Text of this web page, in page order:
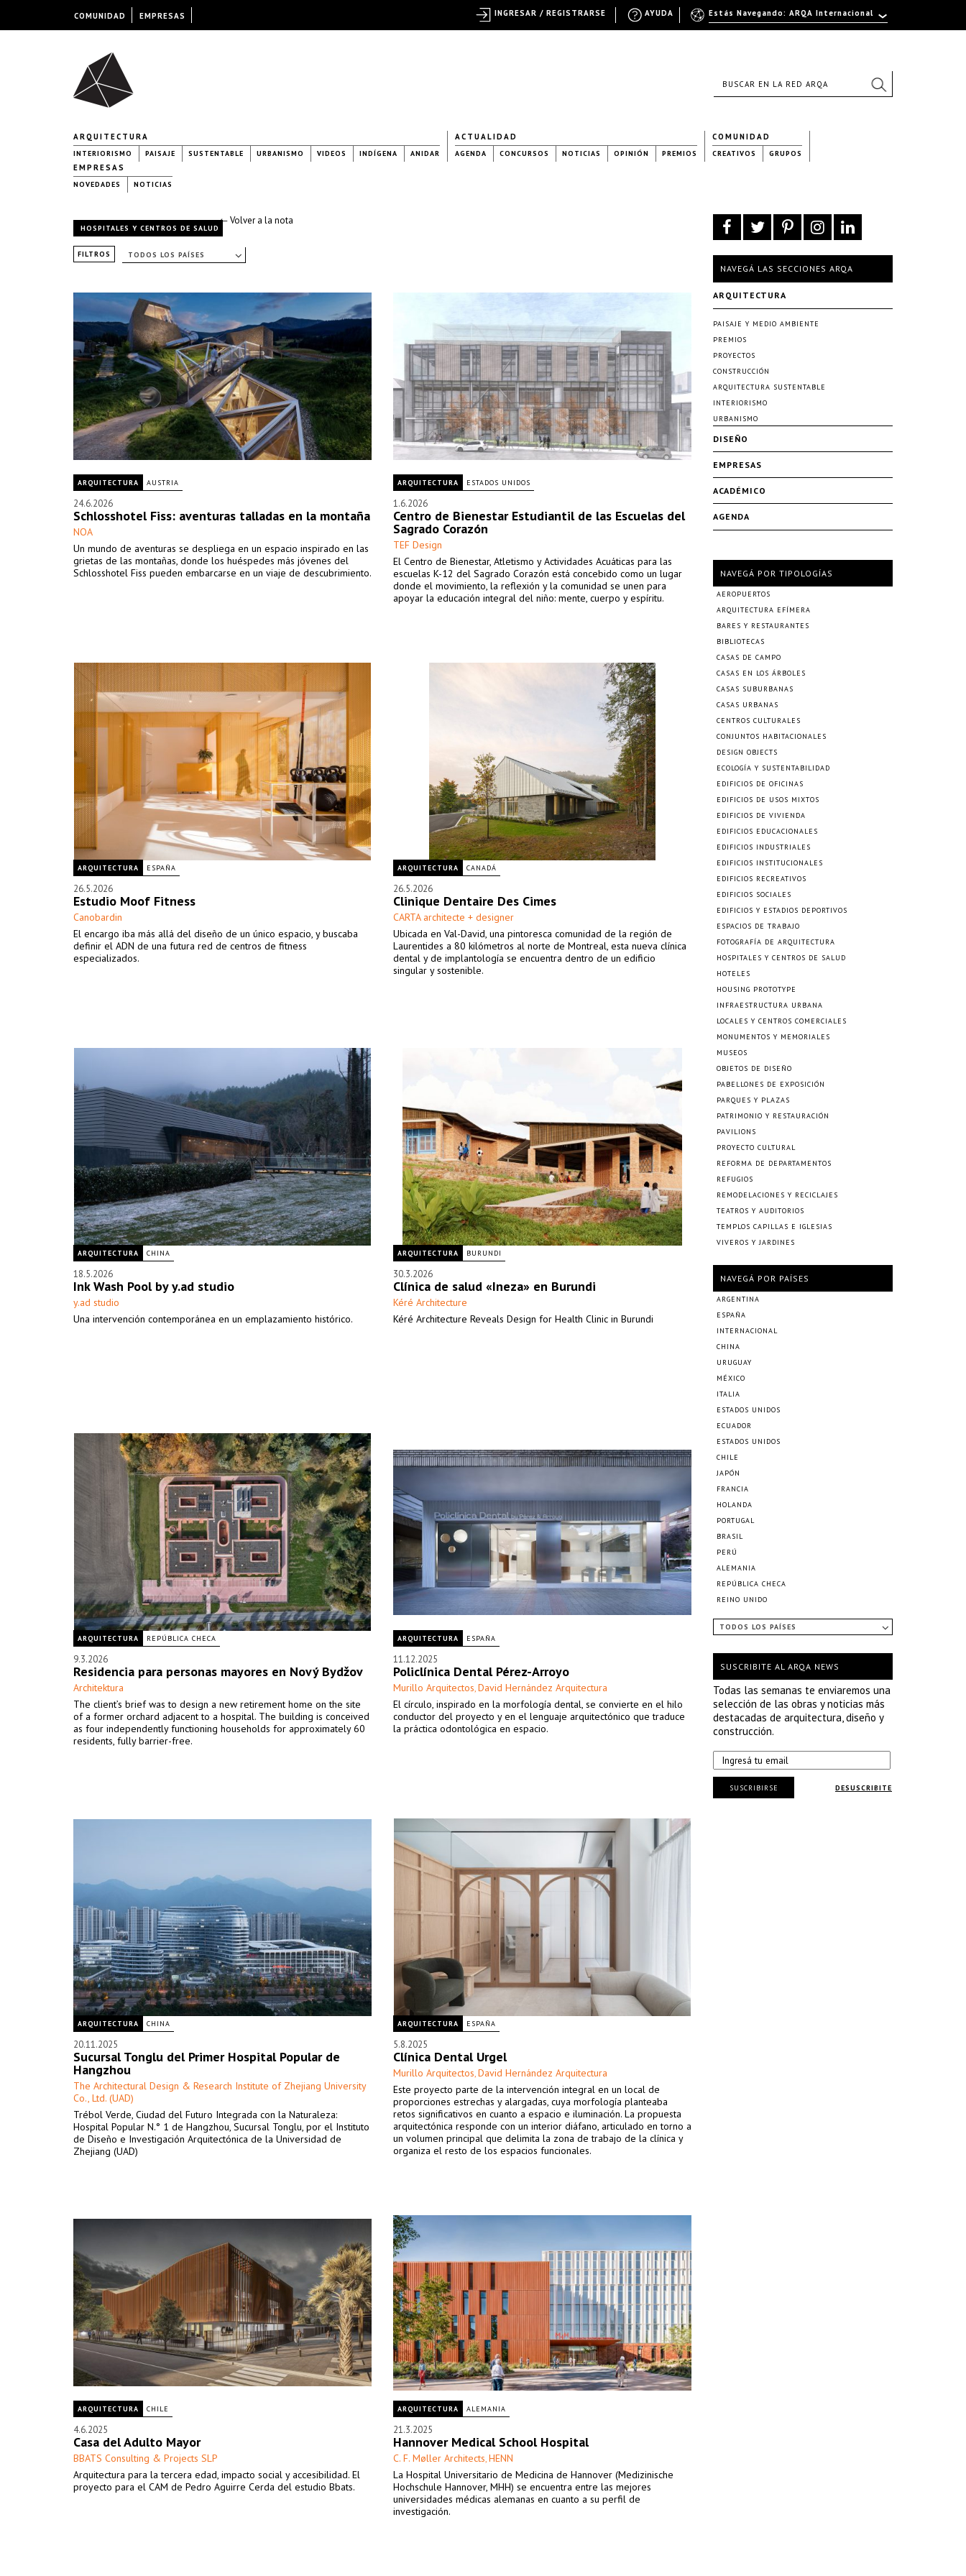
ARQUITECTURA
INTERIORISMO PAISAJE SUSTENTABLE URBANISMO VIDEOS INDÍGENA ANIDAR
ACTUALIDAD
AGENDA CONCURSOS NOTICIAS OPINIÓN PREMIOS
COMUNIDAD
CREATIVOS GRUPOS
EMPRESAS
NOVEDADES NOTICIAS
← Volver a la nota
HOSPITALES Y CENTROS DE SALUD
FILTROS TODOS LOS PAÍSES
ARQUITECTURA AUSTRIA
24.6.2026
Schlosshotel Fiss: aventuras talladas en la montaña
NOA
Un mundo de aventuras se despliega en un espacio inspirado en las
grietas de las montañas, donde los huéspedes más jóvenes del
Schlosshotel Fiss pueden embarcarse en un viaje de descubrimiento.
ARQUITECTURA ESTADOS UNIDOS
1.6.2026
Centro de Bienestar Estudiantil de las Escuelas del
Sagrado Corazón
TEF Design
El Centro de Bienestar, Atletismo y Actividades Acuáticas para las
escuelas K-12 del Sagrado Corazón está concebido como un lugar
donde el movimiento, la reflexión y la comunidad se unen para
apoyar la educación integral del niño: mente, cuerpo y espíritu.
ARQUITECTURA ESPAÑA
26.5.2026
Estudio Moof Fitness
Canobardin
El encargo iba más allá del diseño de un único espacio, y buscaba
definir el ADN de una futura red de centros de fitness
especializados.
ARQUITECTURA CANADÁ
26.5.2026
Clinique Dentaire Des Cimes
CARTA architecte + designer
Ubicada en Val-David, una pintoresca comunidad de la región de
Laurentides a 80 kilómetros al norte de Montreal, esta nueva clínica
dental y de implantología se encuentra dentro de un edificio
singular y sostenible.
ARQUITECTURA CHINA
18.5.2026
Ink Wash Pool by y.ad studio
y.ad studio
Una intervención contemporánea en un emplazamiento histórico.
ARQUITECTURA BURUNDI
30.3.2026
Clínica de salud «Ineza» en Burundi
Kéré Architecture
Kéré Architecture Reveals Design for Health Clinic in Burundi
ARQUITECTURA REPÚBLICA CHECA
9.3.2026
Residencia para personas mayores en Nový Bydžov
Architektura
The client’s brief was to design a new retirement home on the site
of a former orchard adjacent to a hospital. The building is conceived
as four independently functioning households for approximately 60
residents, fully barrier-free.
ARQUITECTURA ESPAÑA
11.12.2025
Policlínica Dental Pérez-Arroyo
Murillo Arquitectos, David Hernández Arquitectura
El círculo, inspirado en la morfología dental, se convierte en el hilo
conductor del proyecto y en el lenguaje arquitectónico que traduce
la práctica odontológica en espacio.
ARQUITECTURA CHINA
20.11.2025
Sucursal Tonglu del Primer Hospital Popular de
Hangzhou
The Architectural Design & Research Institute of Zhejiang University
Co., Ltd. (UAD)
Trébol Verde, Ciudad del Futuro Integrada con la Naturaleza:
Hospital Popular N.° 1 de Hangzhou, Sucursal Tonglu, por el Instituto
de Diseño e Investigación Arquitectónica de la Universidad de
Zhejiang (UAD)
ARQUITECTURA ESPAÑA
5.8.2025
Clínica Dental Urgel
Murillo Arquitectos, David Hernández Arquitectura
Este proyecto parte de la intervención integral en un local de
proporciones estrechas y alargadas, cuya morfología planteaba
retos significativos en cuanto a espacio e iluminación. La propuesta
arquitectónica responde con un interior diáfano, articulado en torno a
un volumen principal que delimita la zona de trabajo de la clínica y
organiza el resto de los espacios funcionales.
ARQUITECTURA CHILE
4.6.2025
Casa del Adulto Mayor
BBATS Consulting & Projects SLP
Arquitectura para la tercera edad, impacto social y accesibilidad. El
proyecto para el CAM de Pedro Aguirre Cerda del estudio Bbats.
ARQUITECTURA ALEMANIA
21.3.2025
Hannover Medical School Hospital
C. F. Møller Architects, HENN
La Hospital Universitario de Medicina de Hannover (Medizinische
Hochschule Hannover, MHH) se encuentra entre las mejores
universidades médicas alemanas en cuanto a su perfil de
investigación.
NAVEGÁ LAS SECCIONES ARQA
ARQUITECTURA
PAISAJE Y MEDIO AMBIENTE
PREMIOS
PROYECTOS
CONSTRUCCIÓN
ARQUITECTURA SUSTENTABLE
INTERIORISMO
URBANISMO
DISEÑO
EMPRESAS
ACADÉMICO
AGENDA
NAVEGÁ POR TIPOLOGÍAS
AEROPUERTOS
ARQUITECTURA EFÍMERA
BARES Y RESTAURANTES
BIBLIOTECAS
CASAS DE CAMPO
CASAS EN LOS ÁRBOLES
CASAS SUBURBANAS
CASAS URBANAS
CENTROS CULTURALES
CONJUNTOS HABITACIONALES
DESIGN OBJECTS
ECOLOGÍA Y SUSTENTABILIDAD
EDIFICIOS DE OFICINAS
EDIFICIOS DE USOS MIXTOS
EDIFICIOS DE VIVIENDA
EDIFICIOS EDUCACIONALES
EDIFICIOS INDUSTRIALES
EDIFICIOS INSTITUCIONALES
EDIFICIOS RECREATIVOS
EDIFICIOS SOCIALES
EDIFICIOS Y ESTADIOS DEPORTIVOS
ESPACIOS DE TRABAJO
FOTOGRAFÍA DE ARQUITECTURA
HOSPITALES Y CENTROS DE SALUD
HOTELES
HOUSING PROTOTYPE
INFRAESTRUCTURA URBANA
LOCALES Y CENTROS COMERCIALES
MONUMENTOS Y MEMORIALES
MUSEOS
OBJETOS DE DISEÑO
PABELLONES DE EXPOSICIÓN
PARQUES Y PLAZAS
PATRIMONIO Y RESTAURACIÓN
PAVILIONS
PROYECTO CULTURAL
REFORMA DE DEPARTAMENTOS
REFUGIOS
REMODELACIONES Y RECICLAJES
TEATROS Y AUDITORIOS
TEMPLOS CAPILLAS E IGLESIAS
VIVEROS Y JARDINES
NAVEGÁ POR PAÍSES
ARGENTINA
ESPAÑA
INTERNACIONAL
CHINA
URUGUAY
MÉXICO
ITALIA
ESTADOS UNIDOS
ECUADOR
ESTADOS UNIDOS
CHILE
JAPÓN
FRANCIA
HOLANDA
PORTUGAL
BRASIL
PERÚ
ALEMANIA
REPÚBLICA CHECA
REINO UNIDO
TODOS LOS PAÍSES
SUSCRIBITE AL ARQA NEWS
Todas las semanas te enviaremos una
selección de las obras y noticias más
destacadas de arquitectura, diseño y
construcción.
DESUSCRIBITE
SUSCRIBIRSE
COMUNIDAD EMPRESAS Estás Navegando: ARQA Internacional
AYUDA
INGRESAR / REGISTRARSE